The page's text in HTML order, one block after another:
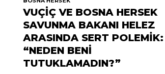
VUÇİÇ VE BOSNA HERSEK
SAVUNMA BAKANI HELEZ
ARASINDA SERT POLEMİK:
“NEDEN BENİ
TUTUKLAMADIN?”